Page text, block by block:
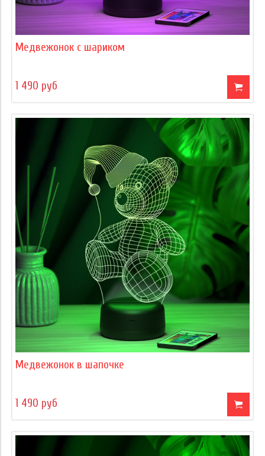
Медвежонок с шариком
1 490 руб
Медвежонок в шапочке
1 490 руб